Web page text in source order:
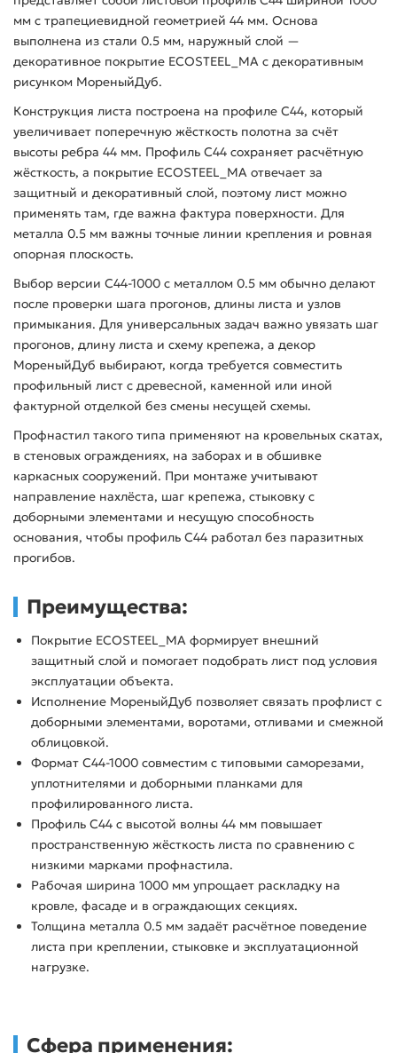
мм с трапециевидной геометрией 44 мм. Основа
выполнена из стали 0.5 мм, наружный слой —
декоративное покрытие ECOSTEEL_MA с декоративным
рисунком МореныйДуб.
Конструкция листа построена на профиле С44, который
увеличивает поперечную жёсткость полотна за счёт
высоты ребра 44 мм. Профиль С44 сохраняет расчётную
жёсткость, а покрытие ECOSTEEL_MA отвечает за
защитный и декоративный слой, поэтому лист можно
применять там, где важна фактура поверхности. Для
металла 0.5 мм важны точные линии крепления и ровная
опорная плоскость.
Выбор версии С44-1000 с металлом 0.5 мм обычно делают
после проверки шага прогонов, длины листа и узлов
примыкания. Для универсальных задач важно увязать шаг
прогонов, длину листа и схему крепежа, а декор
МореныйДуб выбирают, когда требуется совместить
профильный лист с древесной, каменной или иной
фактурной отделкой без смены несущей схемы.
Профнастил такого типа применяют на кровельных скатах,
в стеновых ограждениях, на заборах и в обшивке
каркасных сооружений. При монтаже учитывают
направление нахлёста, шаг крепежа, стыковку с
доборными элементами и несущую способность
основания, чтобы профиль С44 работал без паразитных
прогибов.
Преимущества:
Покрытие ECOSTEEL_MA формирует внешний
защитный слой и помогает подобрать лист под условия
эксплуатации объекта.
Исполнение МореныйДуб позволяет связать профлист с
доборными элементами, воротами, отливами и смежной
облицовкой.
Формат С44-1000 совместим с типовыми саморезами,
уплотнителями и доборными планками для
профилированного листа.
Профиль С44 с высотой волны 44 мм повышает
пространственную жёсткость листа по сравнению с
низкими марками профнастила.
Рабочая ширина 1000 мм упрощает раскладку на
кровле, фасаде и в ограждающих секциях.
Толщина металла 0.5 мм задаёт расчётное поведение
листа при креплении, стыковке и эксплуатационной
нагрузке.
Сфера применения: